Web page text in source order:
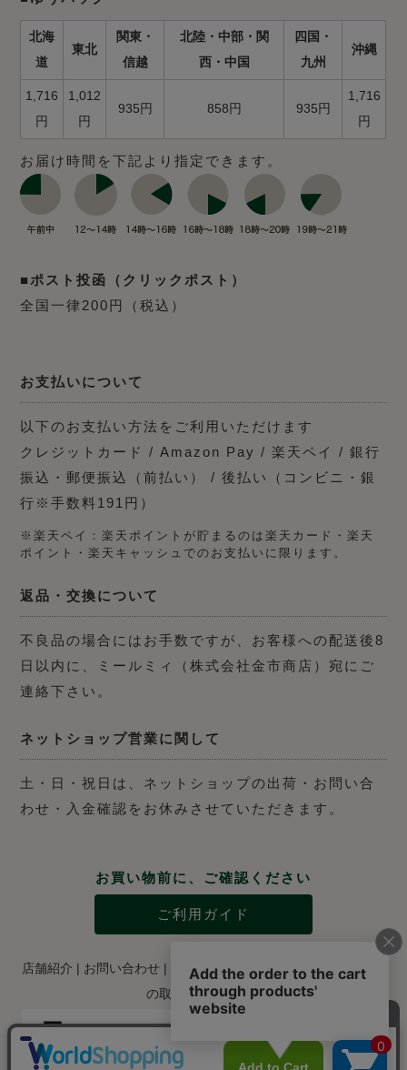
北海
道
東北
関東・
信越
北陸・中部・関
西・中国
四国・
九州
沖縄
1,716
円
1,012
円
935円 858円 935円
1,716
円
お届け時間を下記より指定できます。
■ポスト投函（クリックポスト）
全国一律200円（税込）
お支払いについて
以下のお支払い方法をご利用いただけます
クレジットカード / Amazon Pay / 楽天ペイ / 銀行
振込・郵便振込（前払い） / 後払い（コンビニ・銀
行※手数料191円）
※楽天ペイ：楽天ポイントが貯まるのは楽天カード・楽天
ポイント・楽天キャッシュでのお支払いに限ります。
返品・交換について
不良品の場合にはお手数ですが、お客様への配送後8
日以内に、ミールミィ（株式会社金市商店）宛にご
連絡下さい。
ネットショップ営業に関して
土・日・祝日は、ネットショップの出荷・お問い合
わせ・入金確認をお休みさせていただきます。
お買い物前に、ご確認ください
ご利用ガイド
店舗紹介 お問い合わせ 特定商取引法に関する表示| 個人情報
の取り扱いについて